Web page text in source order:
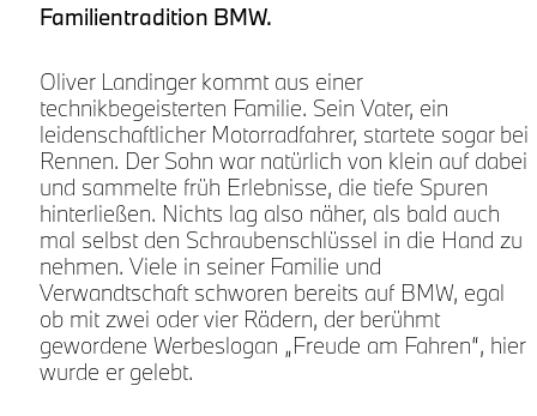
Familientradition BMW.
Oliver Landinger kommt aus einer
technikbegeisterten Familie. Sein Vater, ein
leidenschaftlicher Motorradfahrer, startete sogar bei
Rennen. Der Sohn war natürlich von klein auf dabei
und sammelte früh Erlebnisse, die tiefe Spuren
hinterließen. Nichts lag also näher, als bald auch
mal selbst den Schraubenschlüssel in die Hand zu
nehmen. Viele in seiner Familie und
Verwandtschaft schworen bereits auf BMW, egal
ob mit zwei oder vier Rädern, der berühmt
gewordene Werbeslogan „Freude am Fahren“, hier
wurde er gelebt.